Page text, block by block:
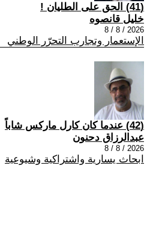
(41) الحق على الطليان !
خليل قانصوه
2026 / 8 / 8
الإستعمار وتجارب التحرّر الوطني
(42) عندما كان كارل ماركس شاباً
عبدالرزاق دحنون
2026 / 8 / 8
ابحاث يسارية واشتراكية وشيوعية